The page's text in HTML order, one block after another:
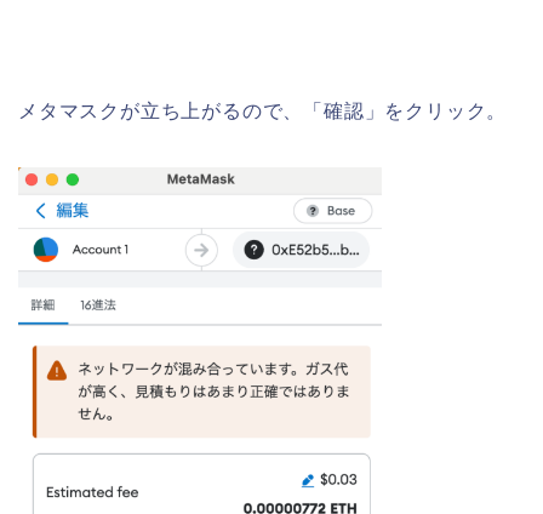
メタマスクが立ち上がるので、「確認」をクリック。